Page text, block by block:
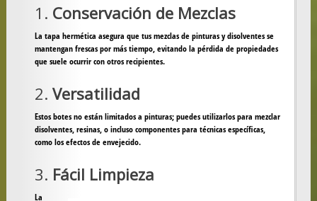
1. Conservación de Mezclas
La tapa hermética asegura que tus mezclas de pinturas y disolventes se
mantengan frescas por más tiempo, evitando la pérdida de propiedades
que suele ocurrir con otros recipientes.
2. Versatilidad
Estos botes no están limitados a pinturas; puedes utilizarlos para mezclar
disolventes, resinas, o incluso componentes para técnicas específicas,
como los efectos de envejecido.
3. Fácil Limpieza
La